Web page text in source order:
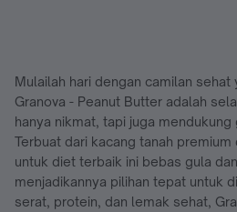
Mulailah hari dengan camilan sehat
Granova - Peanut Butter adalah
hanya nikmat, tapi juga mendukung
Terbuat dari kacang tanah
untuk diet terbaik ini bebas gula
menjadikannya pilihan tepat untuk
serat, protein, dan lemak sehat,